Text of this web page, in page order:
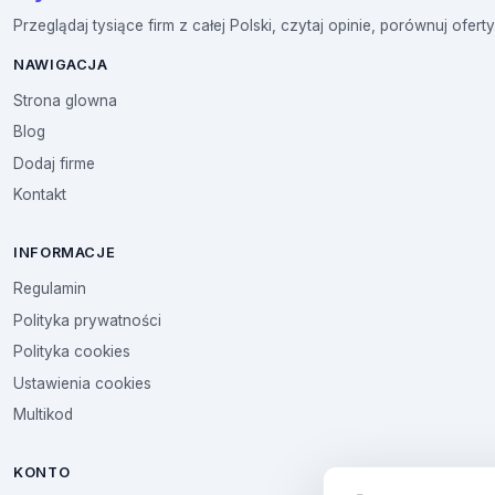
Przeglądaj tysiące firm z całej Polski, czytaj opinie, porównuj
NAWIGACJA
Strona glowna
Blog
Dodaj firme
Kontakt
INFORMACJE
Regulamin
Polityka prywatności
Polityka cookies
Ustawienia cookies
Multikod
KONTO